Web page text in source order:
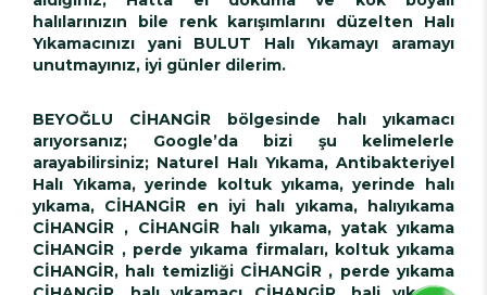
halılarınızın bile renk karışımlarını düzelten Halı
Yıkamacınızı yani BULUT Halı Yıkamayı aramayı
unutmayınız, iyi günler dilerim.
BEYOĞLU CİHANGİR bölgesinde halı yıkamacı
arıyorsanız; Google’da bizi şu kelimelerle
arayabilirsiniz; Naturel Halı Yıkama, Antibakteriyel
Halı Yıkama, yerinde koltuk yıkama, yerinde halı
yıkama, CİHANGİR en iyi halı yıkama, halıyıkama
CİHANGİR , CİHANGİR halı yıkama, yatak yıkama
CİHANGİR , perde yıkama firmaları, koltuk yıkama
CİHANGİR, halı temizliği CİHANGİR , perde yıkama